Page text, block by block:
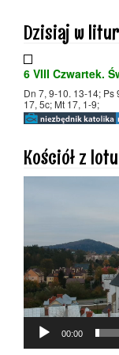
Dzisiaj w
6 VIII Czwartek.
Dn 7, 9-10. 13-14; Ps
17, 5c; Mt 17, 1-9;
Kościół z
00:00